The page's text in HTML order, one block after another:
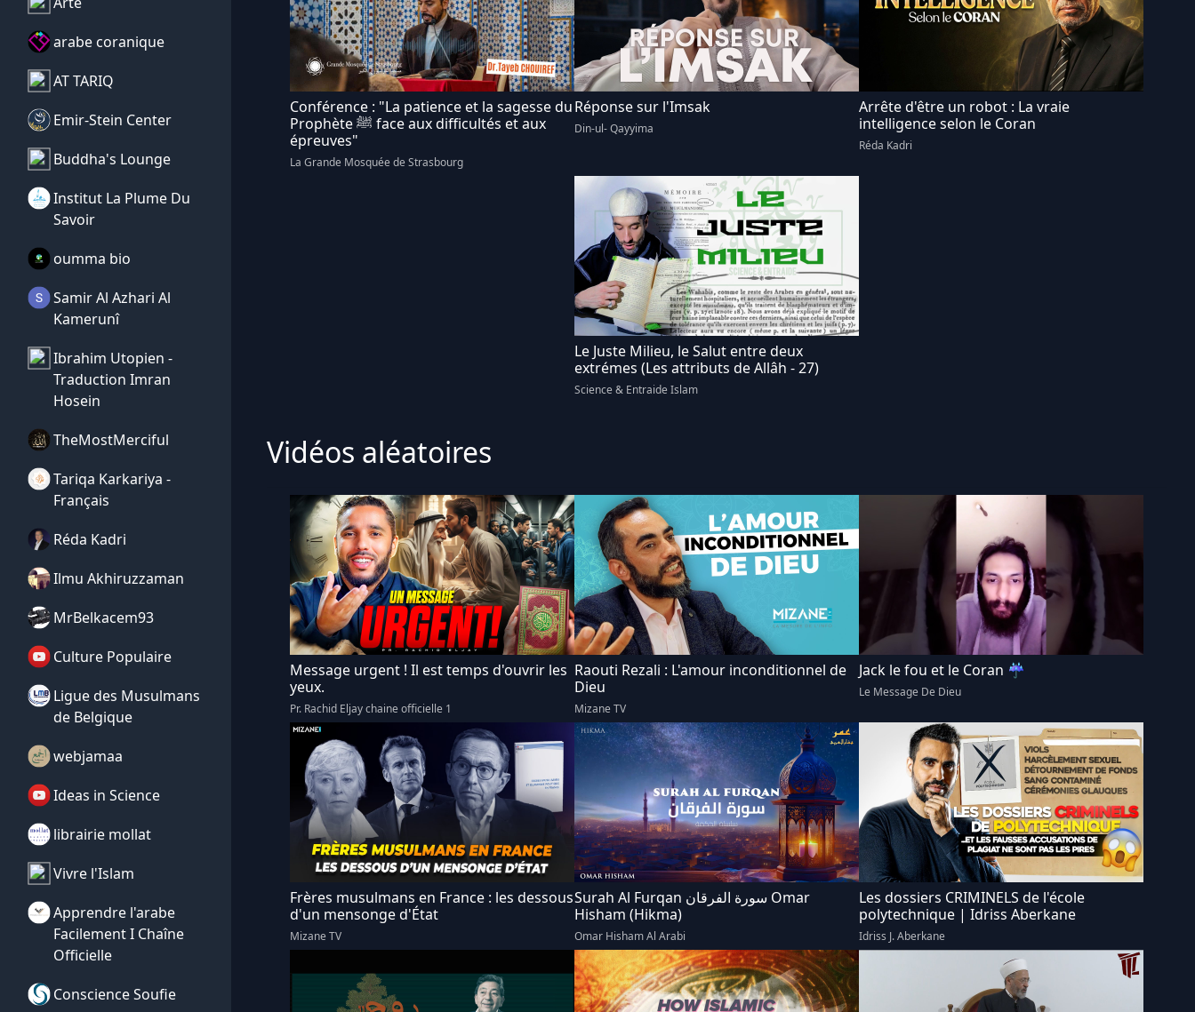
arabe coranique
AT TARIQ
Emir-Stein Center
Buddha's Lounge
Institut La Plume Du
Savoir
oumma bio
Samir Al Azhari Al
Kamerunî
Ibrahim Utopien -
Traduction Imran
Hosein
TheMostMerciful
Tariqa Karkariya -
Français
Réda Kadri
Ilmu Akhiruzzaman
MrBelkacem93
Culture Populaire
Ligue des Musulmans
de Belgique
webjamaa
Ideas in Science
librairie mollat
Vivre l'Islam
Apprendre l'arabe
Facilement I Chaîne
Officielle
Conscience Soufie
Conférence : "La patience et la sagesse du
Prophète ﷺ face aux difficultés et aux
épreuves"
La Grande Mosquée de Strasbourg
Réponse sur l'Imsak
Din-ul- Qayyima
Arrête d'être un robot : La vraie
intelligence selon le Coran
Réda Kadri
Le Juste Milieu, le Salut entre deux
extrémes (Les attributs de Allâh - 27)
Science & Entraide Islam
Vidéos aléatoires
Message urgent ! Il est temps d'ouvrir les
yeux.
Pr. Rachid Eljay chaine officielle 1
Raouti Rezali : L'amour inconditionnel de
Dieu
Mizane TV
Jack le fou et le Coran ☔
Le Message De Dieu
Frères musulmans en France : les dessous
d'un mensonge d'État
Mizane TV
Surah Al Furqan سورة الفرقان Omar
Hisham (Hikma)
Omar Hisham Al Arabi
Les dossiers CRIMINELS de l'école
polytechnique | Idriss Aberkane
Idriss J. Aberkane